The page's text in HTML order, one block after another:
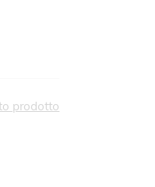
prodotto